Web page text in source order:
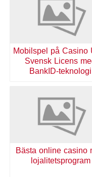
Mobilspel på Casino
Svensk Licens
BankID-teknologi
Bästa online casino
lojalitetsprogram